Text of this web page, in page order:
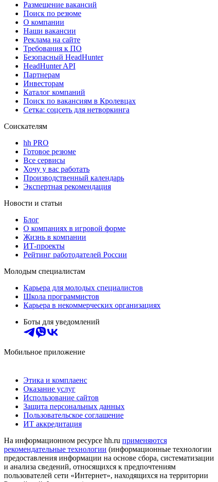
Размещение вакансий
Поиск по резюме
О компании
Наши вакансии
Реклама на сайте
Требования к ПО
Безопасный HeadHunter
HeadHunter API
Партнерам
Инвесторам
Каталог компаний
Поиск по вакансиям в Кролевцах
Сетка: соцсеть для нетворкинга
Соискателям
hh PRO
Готовое резюме
Все сервисы
Хочу у вас работать
Производственный календарь
Экспертная рекомендация
Новости и статьи
Блог
О компаниях в игровой форме
Жизнь в компании
ИТ-проекты
Рейтинг работодателей России
Молодым специалистам
Карьера для молодых специалистов
Школа программистов
Карьера в некоммерческих организациях
Боты для уведомлений
Мобильное приложение
Этика и комплаенс
Оказание услуг
Использование сайтов
Защита персональных данных
Пользовательское соглашение
ИТ аккредитация
На информационном ресурсе hh.ru применяются
рекомендательные технологии (информационные технологии
предоставления информации на основе сбора, систематизации
и анализа сведений, относящихся к предпочтениям
пользователей сети «Интернет», находящихся на территории